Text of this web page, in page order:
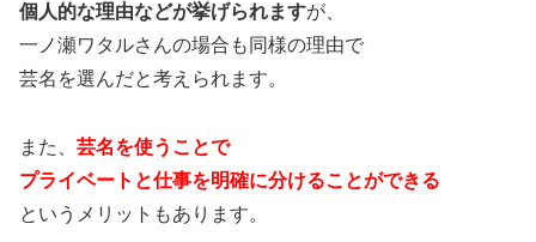
個人的な理由などが挙げられますが、
一ノ瀬ワタルさんの場合も同様の理由で
芸名を選んだと考えられます。
また、 芸名を使うことで
プライベートと仕事を明確に分けることができる
というメリットもあります。